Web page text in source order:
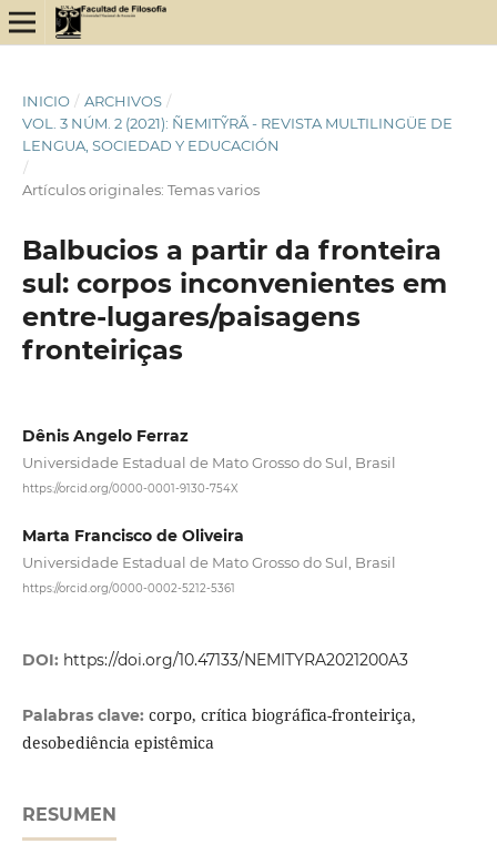
INICIO / ARCHIVOS /
VOL. 3 NÚM. 2 (2021): ÑEMITỸRÃ - REVISTA MULTILINGÜE DE
LENGUA, SOCIEDAD Y EDUCACIÓN
/
Artículos originales: Temas varios
Balbucios a partir da fronteira
sul: corpos inconvenientes em
entre-lugares/paisagens
fronteiriças
Dênis Angelo Ferraz
Universidade Estadual de Mato Grosso do Sul, Brasil
https://orcid.org/0000-0001-9130-754X
Marta Francisco de Oliveira
Universidade Estadual de Mato Grosso do Sul, Brasil
https://orcid.org/0000-0002-5212-5361
DOI: https://doi.org/10.47133/NEMITYRA2021200A3
Palabras clave: corpo, crítica biográfica-fronteiriça,
desobediência epistêmica
RESUMEN